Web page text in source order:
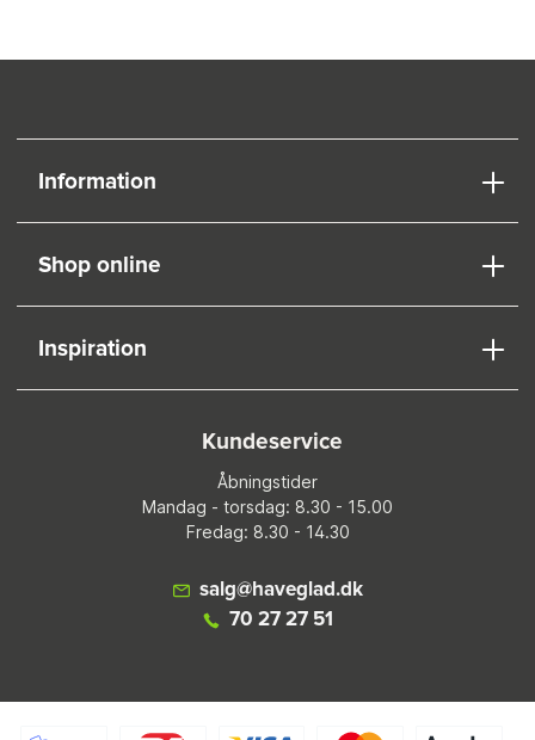
Information
Shop online
Inspiration
Kundeservice
Åbningstider
Mandag - torsdag: 8.30 - 15.00
Fredag: 8.30 - 14.30
salg@haveglad.dk
70 27 27 51